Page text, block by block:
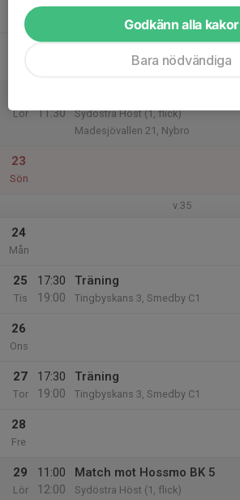
Tor Tingbyskans 3, Smedby C1
Lör
11:30
Sydöstra Höst (1, flick)
Madesjövallen 21, Nybro
23
Sön
v.35
24
Mån
25
Tis
17:30
19:00
Träning
Tingbyskans 3, Smedby C1
26
Ons
27
Tor
17:30
19:00
Träning
Tingbyskans 3, Smedby C1
28
Fre
29
Lör
11:00
12:00
Match mot Hossmo BK 5
Sydöstra Höst (1, flick)
Godkänn alla kakor
Bara nödvändiga